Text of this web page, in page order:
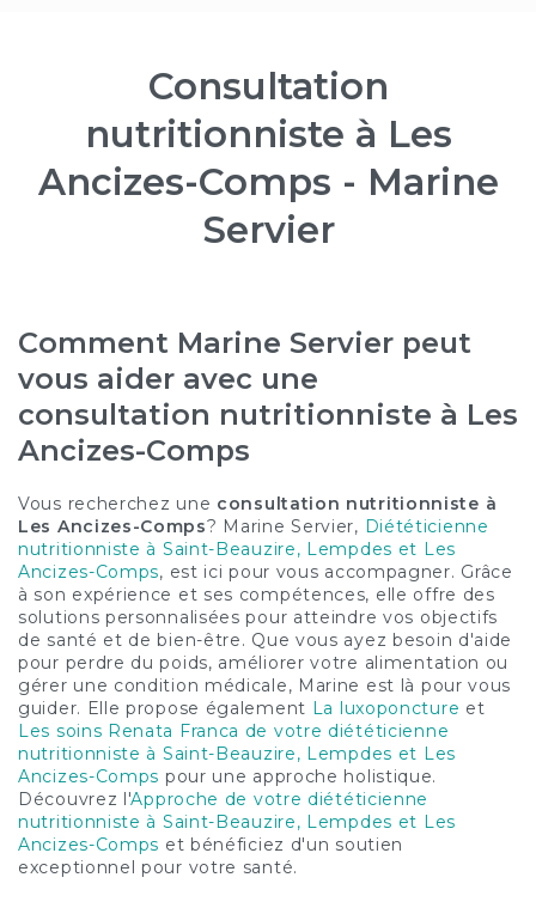
Consultation
nutritionniste à Les
Ancizes-Comps - Marine
Servier
Comment Marine Servier peut
vous aider avec une
consultation nutritionniste à Les
Ancizes-Comps
Vous recherchez une consultation nutritionniste à
Les Ancizes-Comps? Marine Servier, Diététicienne
nutritionniste à Saint-Beauzire, Lempdes et Les
Ancizes-Comps, est ici pour vous accompagner. Grâce
à son expérience et ses compétences, elle offre des
solutions personnalisées pour atteindre vos objectifs
de santé et de bien-être. Que vous ayez besoin d'aide
pour perdre du poids, améliorer votre alimentation ou
gérer une condition médicale, Marine est là pour vous
guider. Elle propose également La luxoponcture et
Les soins Renata Franca de votre diététicienne
nutritionniste à Saint-Beauzire, Lempdes et Les
Ancizes-Comps pour une approche holistique.
Découvrez l'Approche de votre diététicienne
nutritionniste à Saint-Beauzire, Lempdes et Les
Ancizes-Comps et bénéficiez d'un soutien
exceptionnel pour votre santé.